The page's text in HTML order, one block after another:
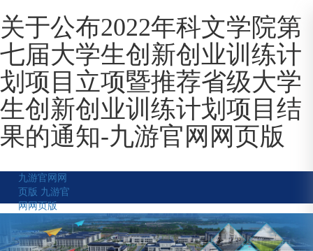
关于公布2022年科文学院第
七届大学生创新创业训练计
划项目立项暨推荐省级大学
生创新创业训练计划项目结
果的通知-九游官网网页版
九游官网网
页版 九游官
网网页版